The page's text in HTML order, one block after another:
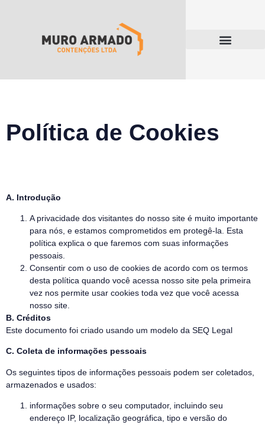
Política de Cookies
A. Introdução
A privacidade dos visitantes do nosso site é muito importante
para nós, e estamos comprometidos em protegê-la. Esta
política explica o que faremos com suas informações
pessoais.
Consentir com o uso de cookies de acordo com os termos
desta política quando você acessa nosso site pela primeira
vez nos permite usar cookies toda vez que você acessa
nosso site.
B. Créditos
Este documento foi criado usando um modelo da SEQ Legal
C. Coleta de informações pessoais
Os seguintes tipos de informações pessoais podem ser coletados,
armazenados e usados:
informações sobre o seu computador, incluindo seu
endereço IP, localização geográfica, tipo e versão do